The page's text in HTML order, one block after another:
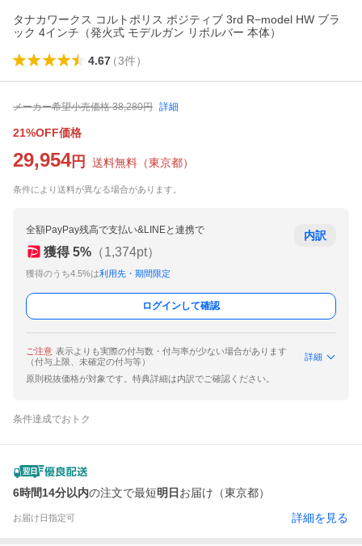
タナカワークス コルトポリス ポジティブ 3rd R−model HW ブラ
ック 4インチ（発火式 モデルガン リボルバー 本体）
4.67（3件）
メーカー希望小売価格 38,280円 詳細
21%OFF価格
29,954円 送料無料 （東京都）
条件により送料が異なる場合があります。
全額PayPay残高で支払い&LINEと連携で
獲得 5% （1,374pt）
獲得のうち4.5%は利用先・期間限定
内訳
ログインして確認
ご注意 表示よりも実際の付与数・付与率が少ない場合があります
（付与上限、未確定の付与等）
詳細
原則税抜価格が対象です。特典詳細は内訳でご確認ください。
条件達成でおトク
6時間14分以内の注文で最短明日 お届け（東京都）
お届け日指定可 詳細を見る